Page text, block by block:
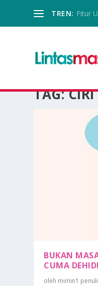
TREN: Fitur
TAG:CIRI
BUKAN
CUMA
oleh mimin1